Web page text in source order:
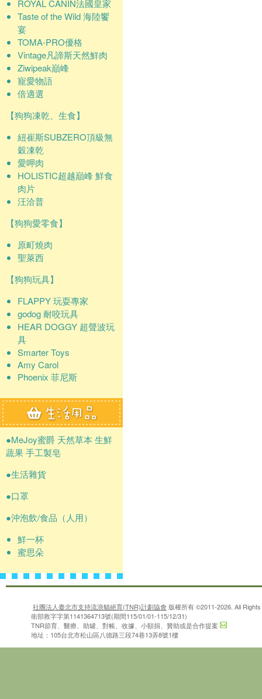
ROYAL CANIN法國皇家
Taste of the Wild 海陸饗
宴
TOMA-PRO優格
Vintage凡諦斯天然鮮肉
Ziwipeak巔峰
寵愛物語
倍適選
【狗狗凍乾、生食】
紐崔斯SUBZERO頂級無
穀凍乾
愛呷肉
HOLISTIC超越巔峰 鮮食
肉片
汪洽普
【狗狗愛零食】
原町燒肉
聖萊西
【狗狗玩具】
FLAPPY 玩耍專家
godog 耐咬玩具
HEAR DOGGY 超聲波玩
具
Smarter Toys
Amy Carol
Phoenix 菲尼斯
●MeJoy蜜爵 天然草本 生鮮
蔬果 手工製皂
●生活雜貨
●口罩
●沖泡飲/食品（人用）
鮮一杯
蜜思朵
社團法人臺北市支持流浪貓絕育(TNR)計劃協會 版權所有 ©2011-2026. All
衛部救字字第1141364713號(期間115/01/01-115/12/31)
TNR節育、醫療、助罐、對帳、收據、小額捐、贊助或是合作提案
地址：105台北市松山區八德路三段74巷13弄8號1樓